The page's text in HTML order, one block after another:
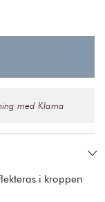
med Klarna
i kroppen